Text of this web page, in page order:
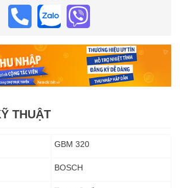
THUẬT
GBM 320
BOSCH